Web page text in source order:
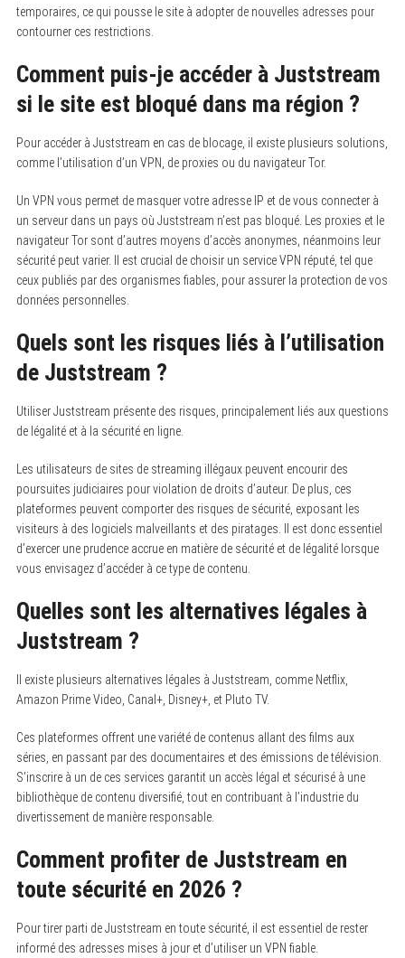
temporaires, ce qui pousse le site à adopter de nouvelles adresses pour
contourner ces restrictions.
Comment puis-je accéder à Juststream
si le site est bloqué dans ma région ?
Pour accéder à Juststream en cas de blocage, il existe plusieurs solutions,
comme l’utilisation d’un VPN, de proxies ou du navigateur Tor.
Un VPN vous permet de masquer votre adresse IP et de vous connecter à
un serveur dans un pays où Juststream n’est pas bloqué. Les proxies et le
navigateur Tor sont d’autres moyens d’accès anonymes, néanmoins leur
sécurité peut varier. Il est crucial de choisir un service VPN réputé, tel que
ceux publiés par des organismes fiables, pour assurer la protection de vos
données personnelles.
Quels sont les risques liés à l’utilisation
de Juststream ?
Utiliser Juststream présente des risques, principalement liés aux questions
de légalité et à la sécurité en ligne.
Les utilisateurs de sites de streaming illégaux peuvent encourir des
poursuites judiciaires pour violation de droits d’auteur. De plus, ces
plateformes peuvent comporter des risques de sécurité, exposant les
visiteurs à des logiciels malveillants et des piratages. Il est donc essentiel
d’exercer une prudence accrue en matière de sécurité et de légalité lorsque
vous envisagez d’accéder à ce type de contenu.
Quelles sont les alternatives légales à
Juststream ?
Il existe plusieurs alternatives légales à Juststream, comme Netflix,
Amazon Prime Video, Canal+, Disney+, et Pluto TV.
Ces plateformes offrent une variété de contenus allant des films aux
séries, en passant par des documentaires et des émissions de télévision.
S’inscrire à un de ces services garantit un accès légal et sécurisé à une
bibliothèque de contenu diversifié, tout en contribuant à l’industrie du
divertissement de manière responsable.
Comment profiter de Juststream en
toute sécurité en 2026 ?
Pour tirer parti de Juststream en toute sécurité, il est essentiel de rester
informé des adresses mises à jour et d’utiliser un VPN fiable.